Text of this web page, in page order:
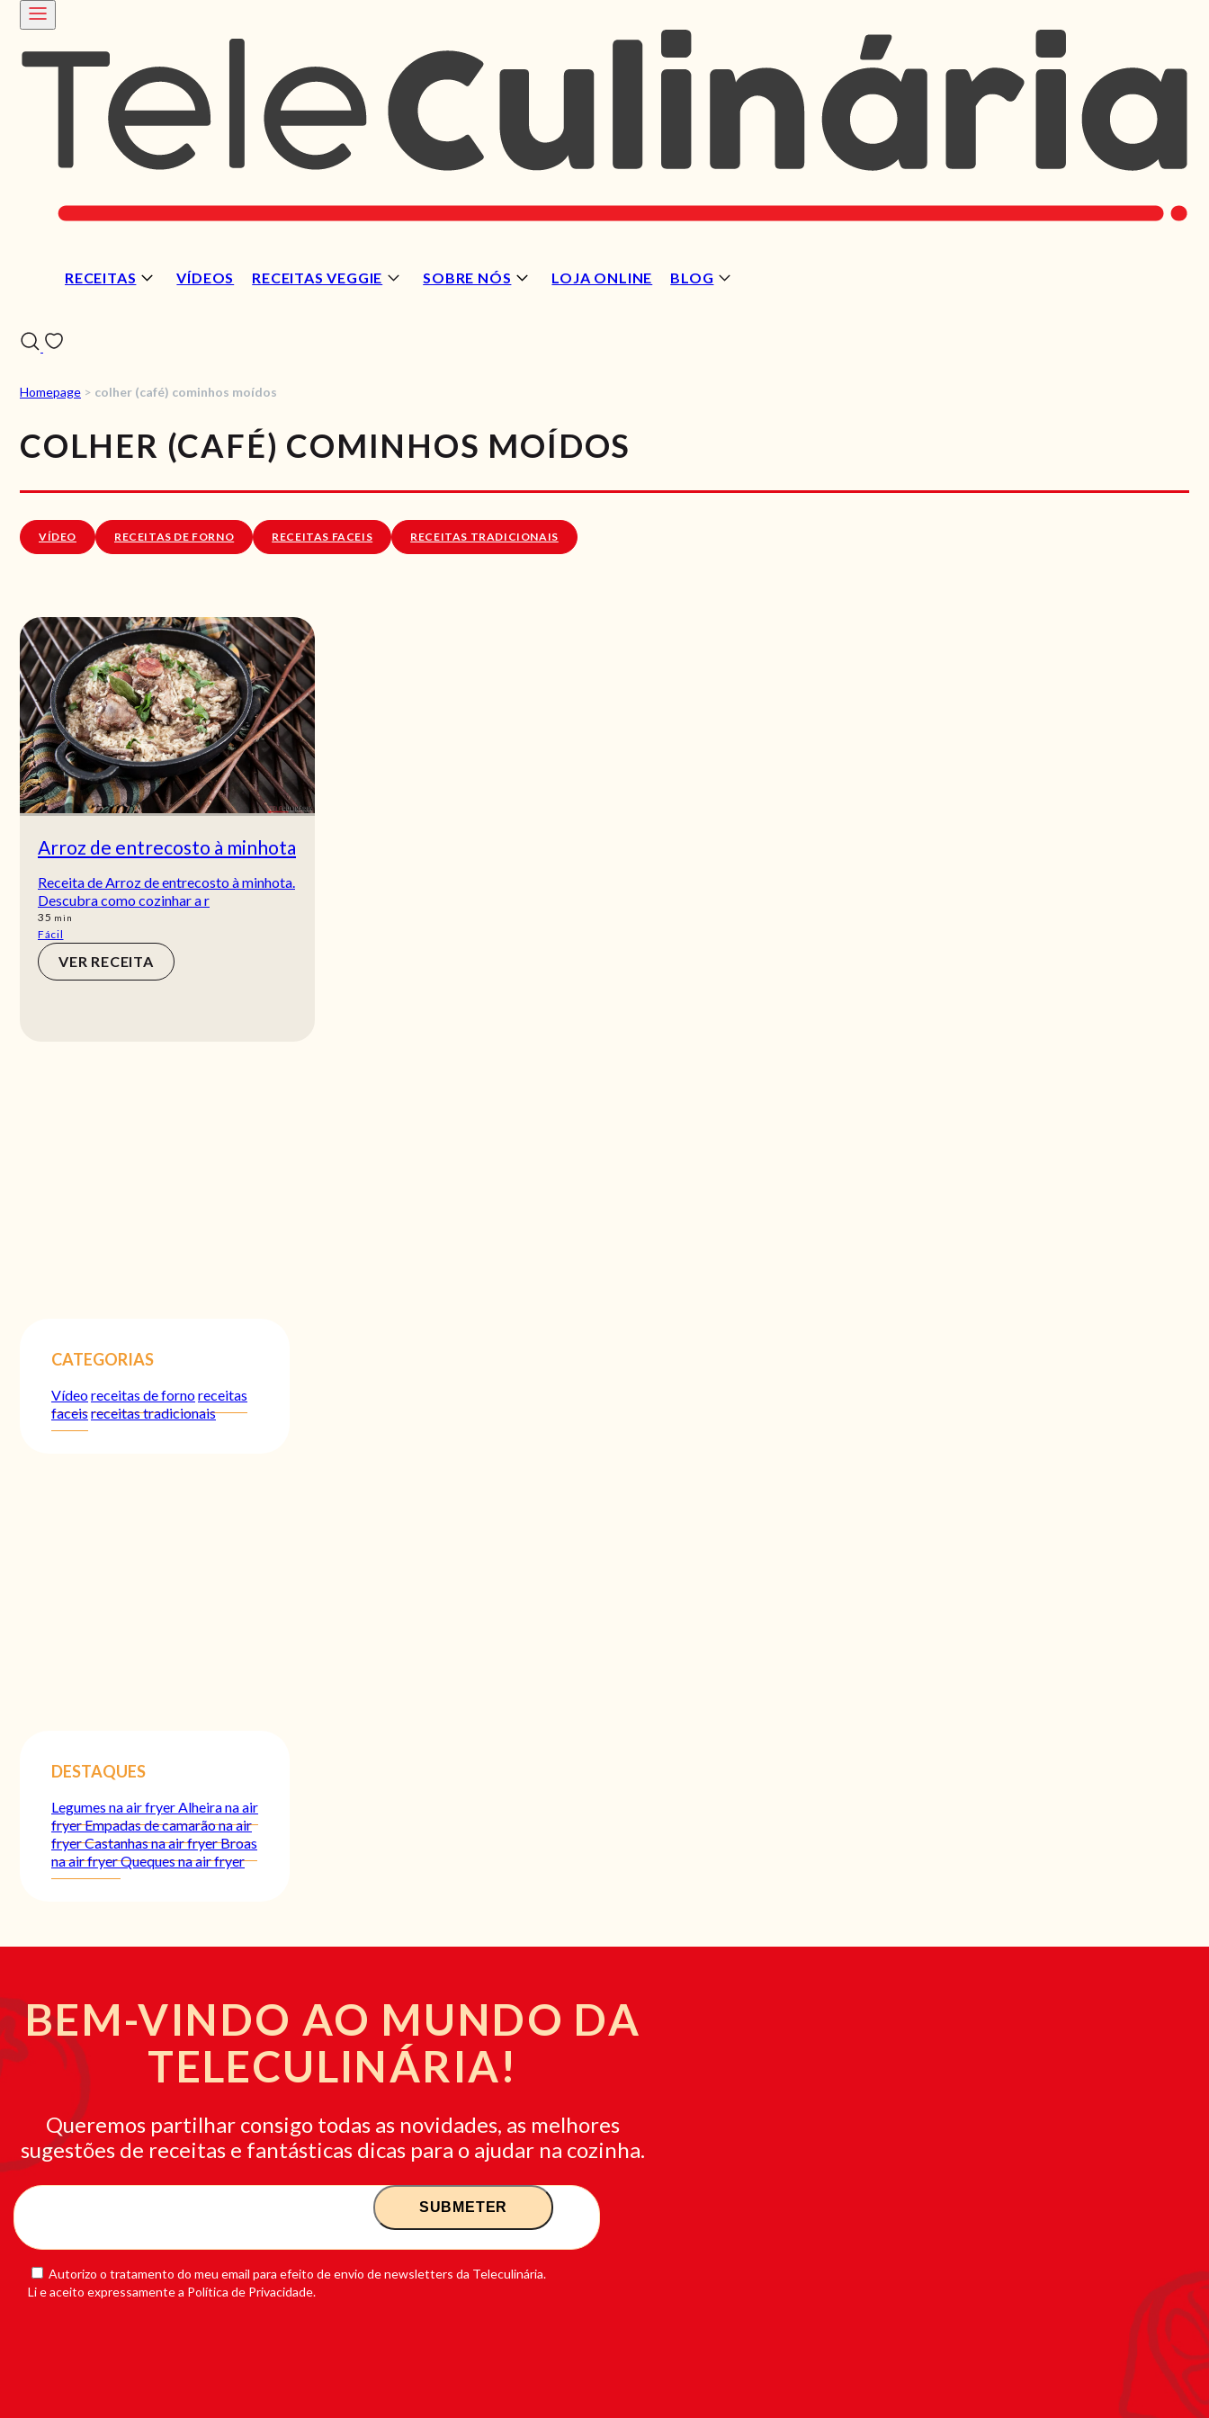
RECEITAS VÍDEOS RECEITAS VEGGIE SOBRE NÓS LOJA ONLINE BLOG
VÍDEOS
Homepage > colher (café) cominhos moídos
COLHER (CAFÉ) COMINHOS MOÍDOS
VÍDEO RECEITAS DE FORNO RECEITAS FACEIS RECEITAS TRADICIONAIS
Arroz de entrecosto à minhota
Receita de Arroz de entrecosto à minhota.
Descubra como cozinhar a r
35 min
min
Fácil
VER RECEITA
CATEGORIAS
Vídeoreceitas de fornoreceitas
faceisreceitas tradicionais
DESTAQUES
Legumes na air fryerAlheira na air
fryerEmpadas de camarão na air
fryerCastanhas na air fryerBroas
na air fryerQueques na air fryer
BEM-VINDO AO MUNDO DA
TELECULINÁRIA!
Queremos partilhar consigo todas as novidades, as melhores
sugestões de receitas e fantásticas dicas para o ajudar na cozinha.
Autorizo o tratamento do meu email para efeito de envio de newsletters da Teleculinária.
Li e aceito expressamente a Política de Privacidade.